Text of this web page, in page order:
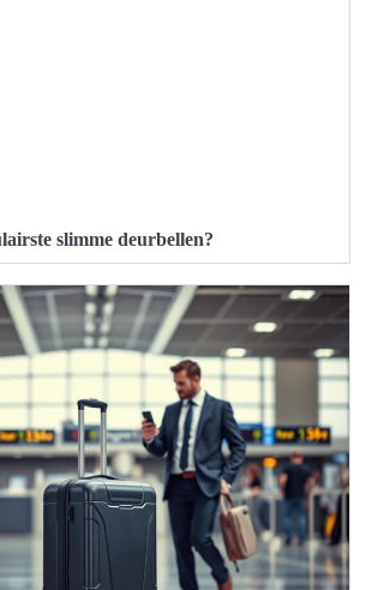
slimme deurbellen?